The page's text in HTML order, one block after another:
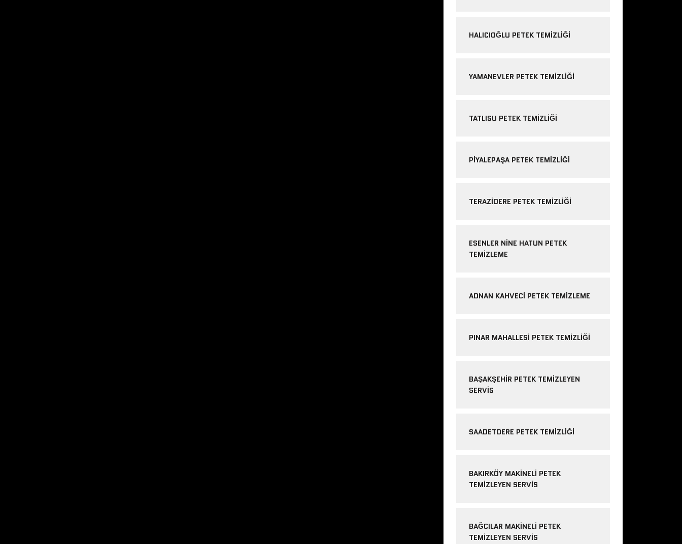
HALICIOĞLU PETEK TEMIZLIĞI
YAMANEVLER PETEK TEMIZLIĞI
TATLISU PETEK TEMIZLIĞI
PIYALEPAŞA PETEK TEMIZLIĞI
TERAZIDERE PETEK TEMIZLIĞI
ESENLER NINE HATUN PETEK
TEMIZLEME
ADNAN KAHVECI PETEK TEMIZLEME
PINAR MAHALLESI PETEK TEMIZLIĞI
BAŞAKŞEHIR PETEK TEMIZLEYEN
SERVIS
SAADETDERE PETEK TEMIZLIĞI
BAKIRKÖY MAKINELI PETEK
TEMIZLEYEN SERVIS
BAĞCILAR MAKINELI PETEK
TEMIZLEYEN SERVIS